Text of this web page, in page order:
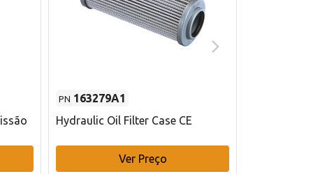
PN 163279A1
Hydraulic Oil Filter Case CE
Ver Preço